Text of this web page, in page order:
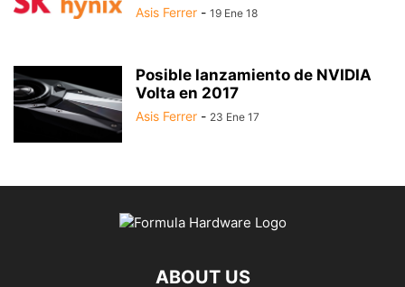
Asis Ferrer - 19 Ene 18
Posible lanzamiento de NVIDIA
Volta en 2017
Asis Ferrer - 23 Ene 17
ABOUT US